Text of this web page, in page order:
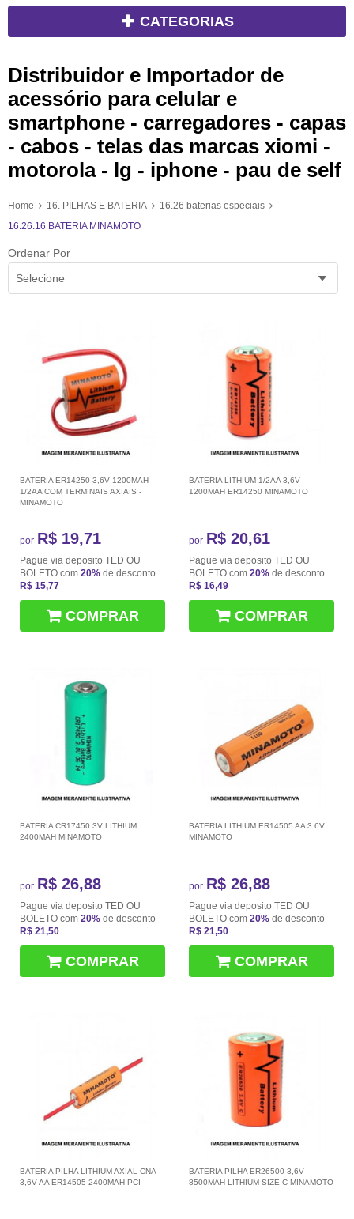
CATEGORIAS
Distribuidor e Importador de
acessório para celular e
smartphone - carregadores - capas
- cabos - telas das marcas xiomi -
motorola - lg - iphone - pau de self
Home 16. PILHAS E BATERIA
16.26 baterias especiais
16.26.16 BATERIA MINAMOTO
Ordenar Por
Selecione
BATERIA ER14250 3,6V 1200MAH
1/2AA COM TERMINAIS AXIAIS -
MINAMOTO
por R$ 19,71
Pague via deposito TED OU
BOLETO com 20% de desconto
R$ 15,77
COMPRAR
BATERIA LITHIUM 1/2AA 3,6V
1200MAH ER14250 MINAMOTO
por R$ 20,61
Pague via deposito TED OU
BOLETO com 20% de desconto
R$ 16,49
COMPRAR
BATERIA CR17450 3V LITHIUM
2400MAH MINAMOTO
por R$ 26,88
Pague via deposito TED OU
BOLETO com 20% de desconto
R$ 21,50
COMPRAR
BATERIA LITHIUM ER14505 AA 3.6V
MINAMOTO
por R$ 26,88
Pague via deposito TED OU
BOLETO com 20% de desconto
R$ 21,50
COMPRAR
BATERIA PILHA LITHIUM AXIAL CNA
3,6V AA ER14505 2400MAH PCI
BATERIA PILHA ER26500 3,6V
8500MAH LITHIUM SIZE C MINAMOTO